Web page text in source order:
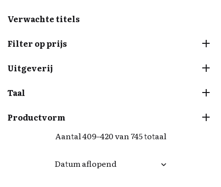
Aantal 409–420 van 745 totaal
Datum aflopend
Verwachte titels
Filter op prijs
Uitgeverij
Taal
Productvorm